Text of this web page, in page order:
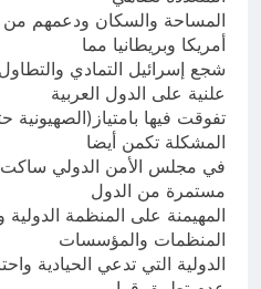
المساحة والسكان ودعمهم من
أمريكا وبريطانيا مما
شجع إسرائيل التمادي
علنية على الدول العربية
تفوقت فيها
المشكلة تكمن أيضا
في مجلس الأمن الدولي
مستمرة من الدول
المهيمنة على المنظمة
المنظمات والمؤسسات
الدولية التي تدعي الحيادية